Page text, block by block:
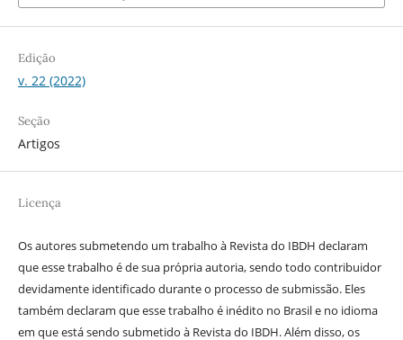
Edição
v. 22 (2022)
Seção
Artigos
Licença
Os autores submetendo um trabalho à Revista do IBDH declaram
que esse trabalho é de sua própria autoria, sendo todo contribuidor
devidamente identificado durante o processo de submissão. Eles
também declaram que esse trabalho é inédito no Brasil e no idioma
em que está sendo submetido à Revista do IBDH. Além disso, os